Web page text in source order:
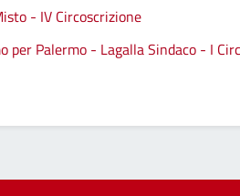
- IV Circoscrizione
per Palermo - Lagalla Sindaco - I